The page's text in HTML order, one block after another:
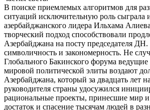
В поиске приемлемых алгоритмов для
ситуаций исключительную роль сыграла
азербайджанского лидера Ильхама
творческий подход способствовали
Азербайджана на посту председателя ДН.
символичность и закономерность. Не
Глобального Бакинского форума
мировой политической элиты воздают
Азербайджана, который за двадцать лет
руководителя страны удосужился
рациональные проекты, принесшие мир и
достаток и спасение тысячам людей в